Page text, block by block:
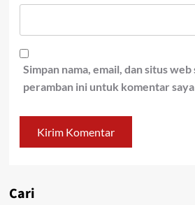
Simpan nama, email, dan situs web
peramban ini untuk komentar
Cari